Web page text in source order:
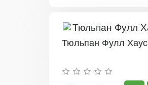
Тюльпан Фулл Хаус